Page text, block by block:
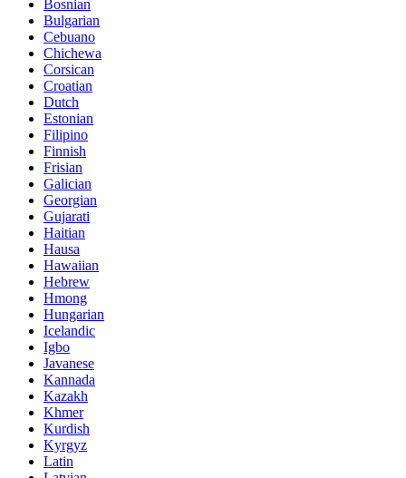
Bosnian
Bulgarian
Cebuano
Chichewa
Corsican
Croatian
Dutch
Estonian
Filipino
Finnish
Frisian
Galician
Georgian
Gujarati
Haitian
Hausa
Hawaiian
Hebrew
Hmong
Hungarian
Icelandic
Igbo
Javanese
Kannada
Kazakh
Khmer
Kurdish
Kyrgyz
Latin